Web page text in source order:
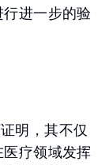
进一步的验
明，其不仅
疗领域发挥